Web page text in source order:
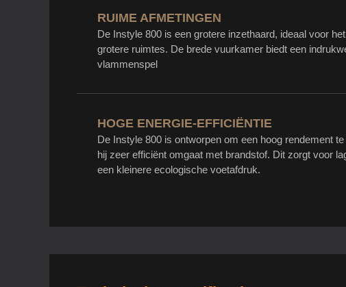
RUIME AFMETINGEN
De Instyle 800 is een grotere inzethaard, ideaal voor
grotere ruimtes. De brede vuurkamer biedt een
vlammenspel
HOGE ENERGIE-EFFICIËNTIE
De Instyle 800 is ontworpen om een hoog rendement
hij zeer efficiënt omgaat met brandstof. Dit zorgt voor
een kleinere ecologische voetafdruk.